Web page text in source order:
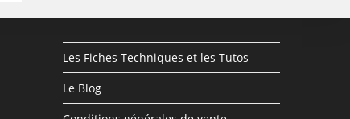
Les Fiches Techniques et les Tutos
Le Blog